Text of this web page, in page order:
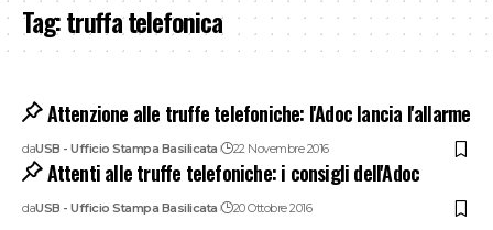
Tag:truffa telefonica
Attenzione alle truffe telefoniche: l'Adoc lancia l'allarme
daUSB - Ufficio Stampa Basilicata 22 Novembre 2016
Attenti alle truffe telefoniche: i consigli dell'Adoc
daUSB - Ufficio Stampa Basilicata 20 Ottobre 2016